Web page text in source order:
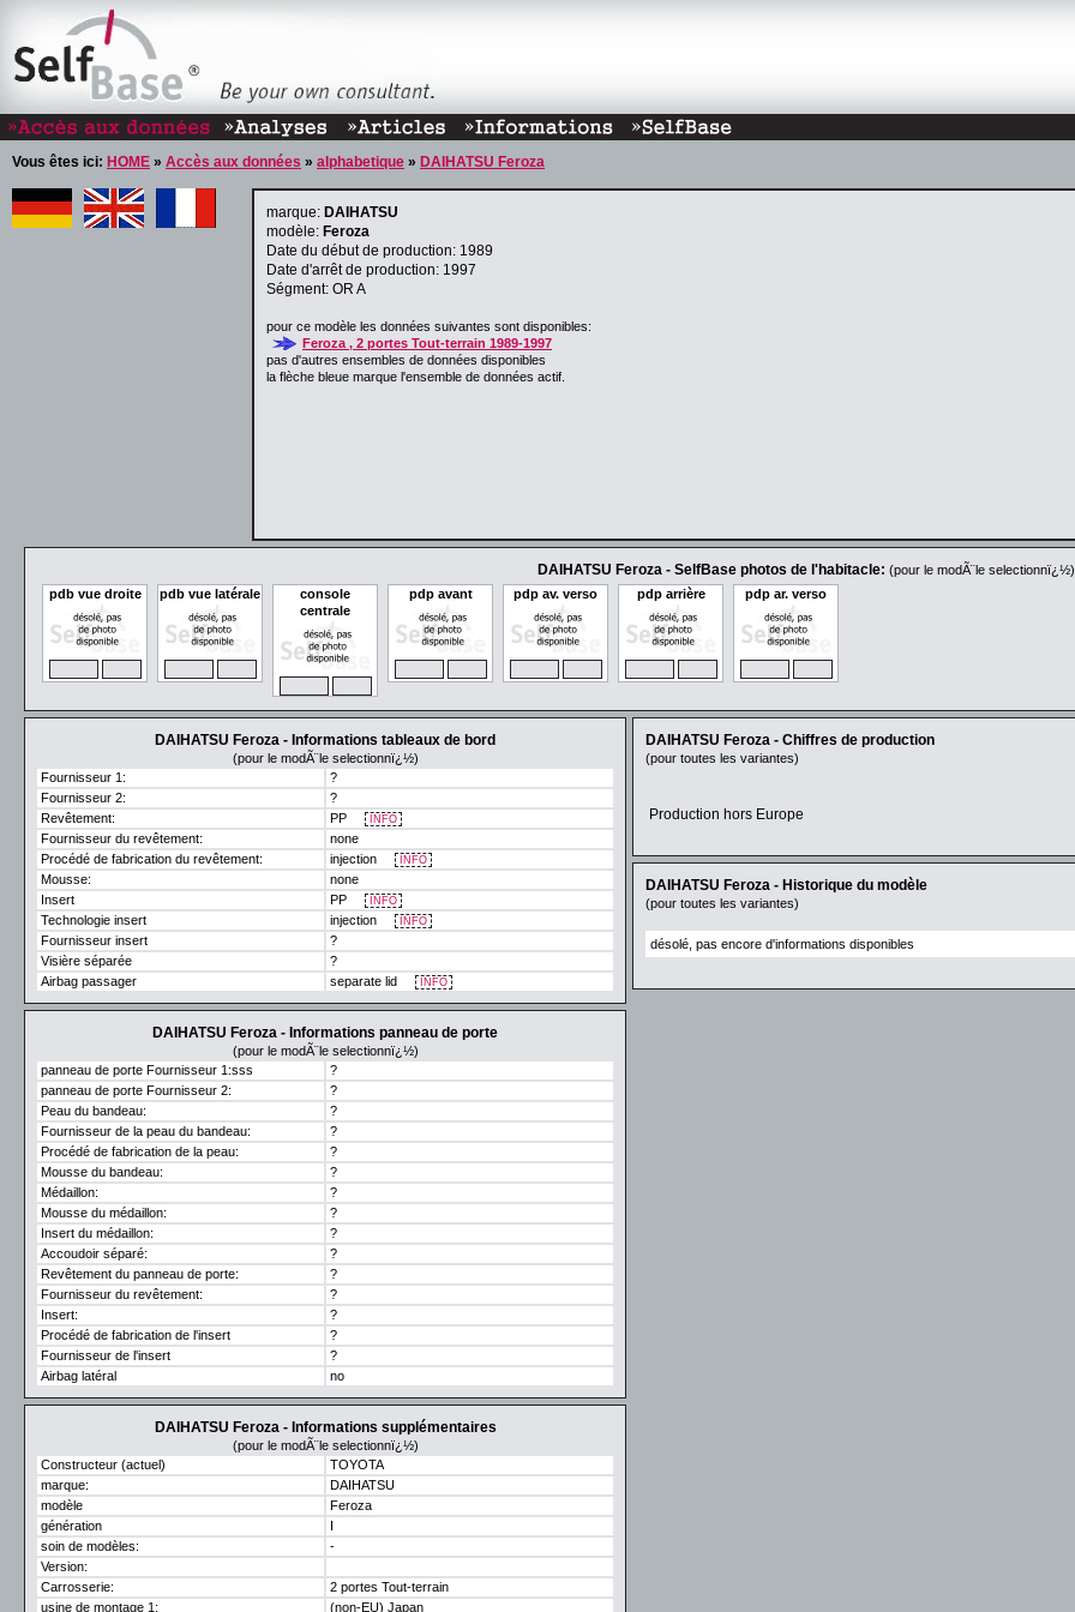
Vous êtes ici: HOME » Accès aux données » alphabetique » DAIHATSU Feroza
marque: DAIHATSU
modèle: Feroza
Date du début de production: 1989
Date d'arrêt de production: 1997
Ségment: OR A
pour ce modèle les données suivantes sont disponibles:
Feroza , 2 portes Tout-terrain 1989-1997
pas d'autres ensembles de données disponibles
la flèche bleue marque l'ensemble de données actif.
DAIHATSU Feroza - SelfBase photos de l'habitacle: (pour le modÃ¨le selectionnï¿½)
pdb vue droite
pdb vue latérale
console
centrale
pdp avant pdp av. verso pdp arrière pdp ar. verso
DAIHATSU Feroza - Informations tableaux de bord
(pour le modÃ¨le selectionnï¿½)
?
Fournisseur 1:
?
Fournisseur 2:
PP
INFO
Revêtement:
none
Fournisseur du revêtement:
injection
INFO
Procédé de fabrication du revêtement:
none
Mousse:
PP
INFO
Insert
injection
INFO
Technologie insert
?
Fournisseur insert
?
Visière séparée
separate lid
INFO
Airbag passager
DAIHATSU Feroza - Informations panneau de porte
(pour le modÃ¨le selectionnï¿½)
?
panneau de porte Fournisseur 1:sss
?
panneau de porte Fournisseur 2:
?
Peau du bandeau:
?
Fournisseur de la peau du bandeau:
?
Procédé de fabrication de la peau:
?
Mousse du bandeau:
?
Médaillon:
?
Mousse du médaillon:
?
Insert du médaillon:
?
Accoudoir séparé:
?
Revêtement du panneau de porte:
?
Fournisseur du revêtement:
?
Insert:
?
Procédé de fabrication de l'insert
?
Fournisseur de l'insert
no
Airbag latéral
DAIHATSU Feroza - Informations supplémentaires
(pour le modÃ¨le selectionnï¿½)
TOYOTA
Constructeur (actuel)
DAIHATSU
marque:
Feroza
modèle
I
génération
-
soin de modèles:
Version:
2 portes Tout-terrain
Carrosserie:
(non-EU) Japan
usine de montage 1:
DAIHATSU Feroza - Chiffres de production
(pour toutes les variantes)
Production hors Europe
DAIHATSU Feroza - Historique du modèle
(pour toutes les variantes)
désolé, pas encore d'informations disponibles